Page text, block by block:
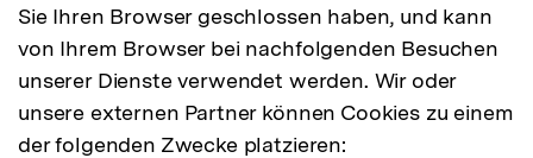
Sie Ihren Browser geschlossen haben, und kann
von Ihrem Browser bei nachfolgenden Besuchen
unserer Dienste verwendet werden. Wir oder
unsere externen Partner können Cookies zu einem
der folgenden Zwecke platzieren: